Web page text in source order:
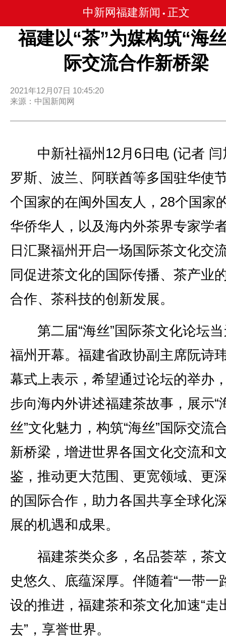
中新网福建新闻 • 正文
福建以“茶”为媒构筑“海
际交流合作新桥梁
2021年12月07日 10:45:20
来源：中国新闻网
中新社福州12月6日电 (记者 闫
罗斯、波兰、阿联酋等多国驻华使
个国家的在闽外国友人，28个国家
华侨华人，以及海内外茶界专家学
日汇聚福州开启一场国际茶文化交
同促进茶文化的国际传播、茶产业
合作、茶科技的创新发展。
第二届“海丝”国际茶文化论坛当
福州开幕。福建省政协副主席阮诗
幕式上表示，希望通过论坛的举办
步向海内外讲述福建茶故事，展示“
丝”文化魅力，构筑“海丝”国际交流
新桥梁，增进世界各国文化交流和
鉴，推动更大范围、更宽领域、更
的国际合作，助力各国共享全球化
展的机遇和成果。
福建茶类众多，名品荟萃，茶
史悠久、底蕴深厚。伴随着“一带一
设的推进，福建茶和茶文化加速“走
去”，享誉世界。